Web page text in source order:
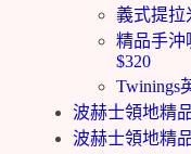
義式提拉
精品手沖
$320
Twinings
波赫士領地精
波赫士領地精